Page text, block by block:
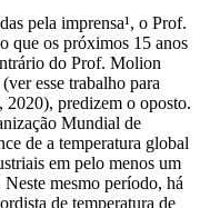
pela imprensa¹, o Prof.
que os próximos 15 anos
do Prof. Molion
esse trabalho para
2020), predizem o oposto.
Mundial de
de a temperatura global
em pelo menos um
mesmo período, há
de temperatura de